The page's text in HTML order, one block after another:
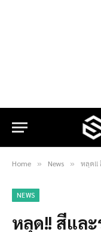
Home » News » หลุด!! สี
NEWS
หลุด!! สีและ